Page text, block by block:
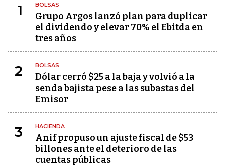
1 BOLSAS
Grupo Argos lanzó plan para duplicar
el dividendo y elevar 70% el Ebitda en
tres años
2 BOLSAS
Dólar cerró $25 a la baja y volvió a la
senda bajista pese a las subastas del
Emisor
3 HACIENDA
Anif propuso un ajuste fiscal de $53
billones ante el deterioro de las
cuentas públicas